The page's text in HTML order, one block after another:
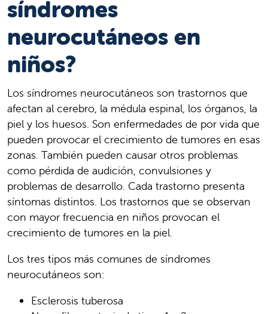
síndromes
neurocutáneos en
niños?
Los síndromes neurocutáneos son trastornos que
afectan al cerebro, la médula espinal, los órganos, la
piel y los huesos. Son enfermedades de por vida que
pueden provocar el crecimiento de tumores en esas
zonas. También pueden causar otros problemas
como pérdida de audición, convulsiones y
problemas de desarrollo. Cada trastorno presenta
síntomas distintos. Los trastornos que se observan
con mayor frecuencia en niños provocan el
crecimiento de tumores en la piel.
Los tres tipos más comunes de síndromes
neurocutáneos son:
Esclerosis tuberosa